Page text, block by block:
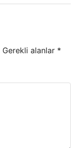
Gerekli alanlar *